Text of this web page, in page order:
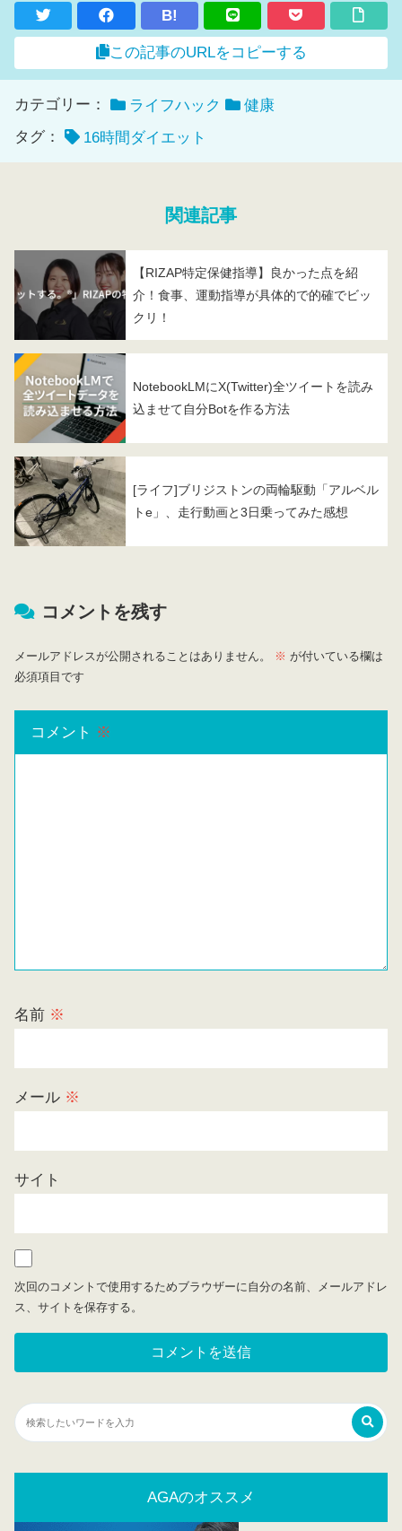
B!
この記事のURLをコピーする
カテゴリー： ライフハック
健康
タグ：
16時間ダイエット
関連記事
【RIZAP特定保健指導】良かった点を紹
介！食事、運動指導が具体的で的確でビッ
クリ！
NotebookLMにX(Twitter)全ツイートを読み
込ませて自分Botを作る方法
[ライフ]ブリジストンの両輪駆動「アルベル
トe」、走行動画と3日乗ってみた感想
コメントを残す
メールアドレスが公開されることはありません。 ※ が付いている欄は
必須項目です
コメント ※
名前 ※
メール ※
サイト
次回のコメントで使用するためブラウザーに自分の名前、メールアドレ
ス、サイトを保存する。
AGAのオススメ